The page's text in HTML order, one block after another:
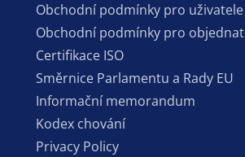
Obchodní podmínky pro uživatele
Obchodní podmínky pro
Certifikace ISO
Směrnice Parlamentu a Rady EU
Informační memorandum
Kodex chování
Privacy Policy